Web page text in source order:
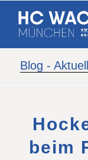
Blog -
beim